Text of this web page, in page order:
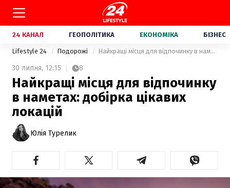
24 КАНАЛ ГЕОПОЛІТИКА ЕКОНОМІКА БІЗНЕС
Lifestyle 24 Подорожі Найкращі місця для відпочинку в наметах: добірка цікавих локацій
30 липня, 12:15 8
Найкращі місця для відпочинку
в наметах: добірка цікавих
локацій
Юлія Турелик